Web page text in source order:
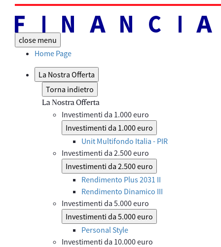
close menu
Home Page
La Nostra Offerta
Torna indietro
La Nostra Offerta
Investimenti da 1.000 euro
Investimenti da 1.000 euro
Unit Multifondo Italia - PIR
Investimenti da 2.500 euro
Investimenti da 2.500 euro
Rendimento Plus 2031 II
Rendimento Dinamico III
Investimenti da 5.000 euro
Investimenti da 5.000 euro
Personal Style
Investimenti da 10.000 euro